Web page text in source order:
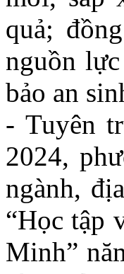
quả;
nguồn
bảo an
- Tuyên
2024,
ngành,
“Học tập
Minh”